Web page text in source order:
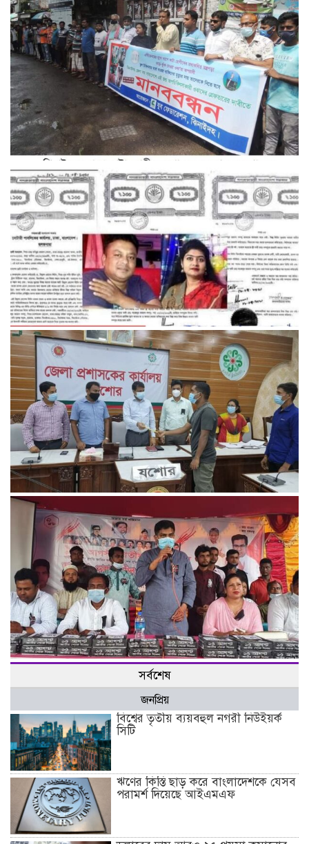
ইউএনওর বাসভবনে হামলা মেয়র সাদিক আবদুল্লাহকে প্রধান আসামি
করে বরিশালে দুই মামলা
ঝিনাইদহে সাপে কাটা রোগীদের ঝাড়ফুঁকের দাবিতে মানববন্ধন।
আমাকে কেউ অপহরণ করেনি’ আমি আমার স্বামীর কাছে আছি..এমপি
কন্যা সোহেলী
করোনায় স্বজন হারা ১৫০ পরিবারকে আর্থিক সহায়তায় প্রদান
জাতীয় শোকদিবসে যশোরের কচুয়া ইউনিয়নে শোকসভা ও দোয়া-
মাহফিল অনুষ্ঠিত।
সর্বশেষ
জনপ্রিয়
বিশ্বের তৃতীয় ব্যয়বহুল নগরী নিউইয়র্ক
সিটি
ঋণের কিস্তি ছাড় করে বাংলাদেশকে যেসব
পরামর্শ দিয়েছে আইএমএফ